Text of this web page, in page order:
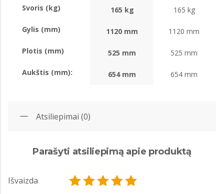
Svoris (kg) 165 kg 165 kg
Gylis (mm) 1120 mm 1120 mm
Plotis (mm) 525 mm 525 mm
Aukštis (mm): 654 mm 654 mm
Atsiliepimai (0)
Parašyti atsiliepimą apie produktą
Išvaizda